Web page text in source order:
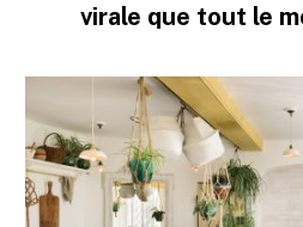
virale que tout le